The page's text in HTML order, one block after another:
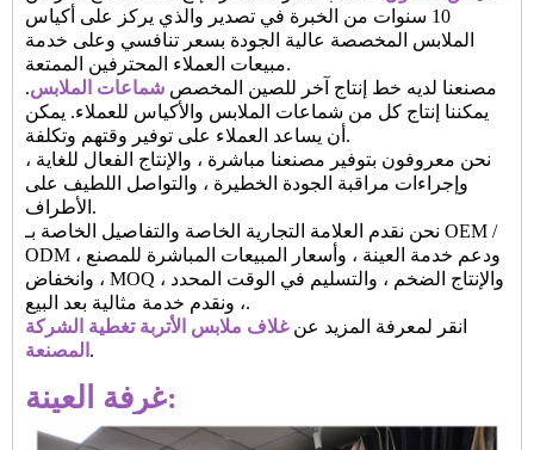
10 سنوات من الخبرة في تصدير والذي يركز على أكياس
الملابس المخصصة عالية الجودة بسعر تنافسي وعلى خدمة
مبيعات العملاء المحترفين الممتعة.
مصنعنا لديه خط إنتاج آخر للصين المخصص شماعات الملابس.
يمكننا إنتاج كل من شماعات الملابس والأكياس للعملاء. يمكن
أن يساعد العملاء على توفير وقتهم وتكلفة.
نحن معروفون بتوفير مصنعنا مباشرة ، والإنتاج الفعال للغاية ،
وإجراءات مراقبة الجودة الخطيرة ، والتواصل اللطيف على
الأطراف.
نحن نقدم العلامة التجارية الخاصة والتفاصيل الخاصة بـ OEM /
ODM ، ودعم خدمة العينة ، وأسعار المبيعات المباشرة للمصنع
، وانخفاض MOQ ، والإنتاج الضخم ، والتسليم في الوقت المحدد
، ونقدم خدمة مثالية بعد البيع.
انقر لمعرفة المزيد عنغلاف ملابس الأتربة تغطية الشركة
المصنعة .
غرفة العينة: